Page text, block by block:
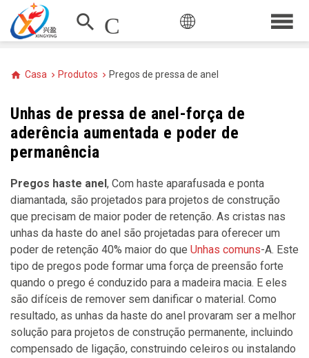
Correio
search
Casa Produtos Pregos de pressa de anel
Unhas de pressa de anel-força de
aderência aumentada e poder de
permanência
Pregos haste anel, Com haste aparafusada e ponta
diamantada, são projetados para projetos de construção
que precisam de maior poder de retenção. As cristas nas
unhas da haste do anel são projetadas para oferecer um
poder de retenção 40% maior do que Unhas comuns-A. Este
tipo de pregos pode formar uma força de preensão forte
quando o prego é conduzido para a madeira macia. E eles
são difíceis de remover sem danificar o material. Como
resultado, as unhas da haste do anel provaram ser a melhor
solução para projetos de construção permanente, incluindo
compensado de ligação, construindo celeiros ou instalando